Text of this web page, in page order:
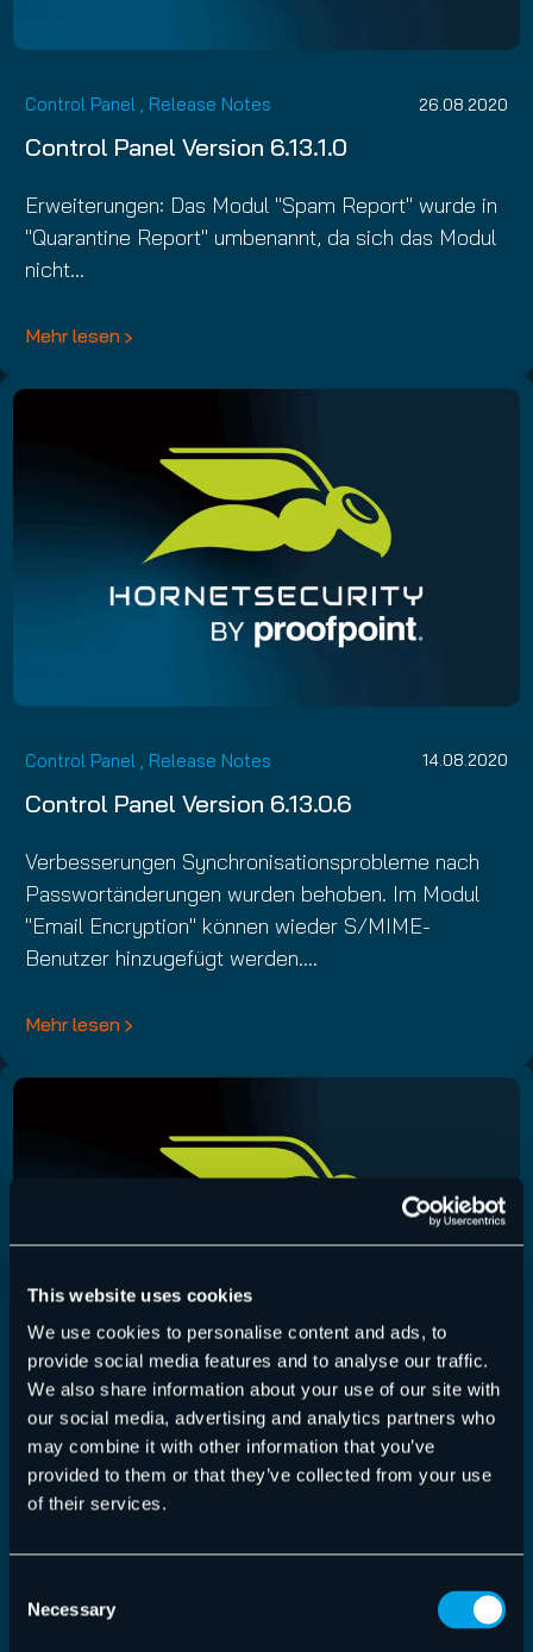
This website uses cookies
We use cookies to personalise content and ads, to
provide social media features and to analyse our traffic.
We also share information about your use of our site with
our social media, advertising and analytics partners who
may combine it with other information that you’ve
provided to them or that they’ve collected from your use
of their services.
Selection
Necessary
Control Panel , Release Notes 26.08.2020
Control Panel Version 6.13.1.0
Erweiterungen: Das Modul "Spam Report" wurde in
"Quarantine Report" umbenannt, da sich das Modul
nicht…
Mehr lesen
Control Panel Release Notes 14.08.2020
Control Panel Version 6.13.0.6
Verbesserungen Synchronisationsprobleme nach
Passwortänderungen wurden behoben. Im Modul
"Email Encryption" können wieder S/MIME-
Benutzer hinzugefügt werden.…
Mehr lesen
Control Panel,Release Notes 13.08.2020
Control Panel Version 6.13.0.0
Erweiterungen: Das Modul Email Authentication
in HTML…